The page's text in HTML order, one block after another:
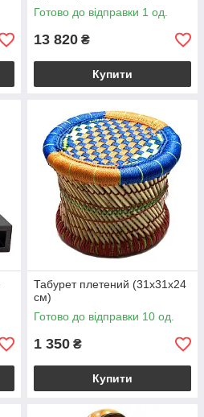
Готово до відправки 1 од.
13 820 ₴
Купити
Табурет плетений (31х31х24
см)
Готово до відправки 10 од.
1 350 ₴
Купити